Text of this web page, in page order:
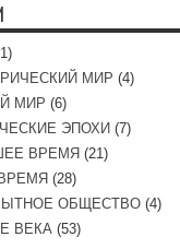
МИР (4)
МИР (6)
ЭПОХИ (7)
ВРЕМЯ (21)
(28)
ОБЩЕСТВО (4)
ВЕКА (53)